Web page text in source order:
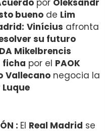
por Oleksandr
bueno de Lim
Vinícius afronta
su futuro
Mikelbrencis
ficha por el PAOK
Vallecano negocia la
Luque
: El Real Madrid se